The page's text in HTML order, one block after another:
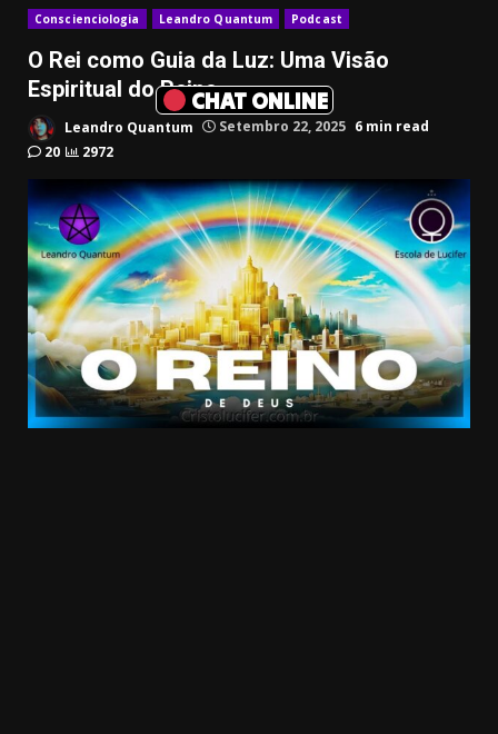
CHAT ONLINE
Conscienciologia Leandro Quantum Podcast
O Rei como Guia da Luz: Uma Visão
Espiritual do Reino
Leandro Quantum Setembro 22, 2025 6 min read
20
2972